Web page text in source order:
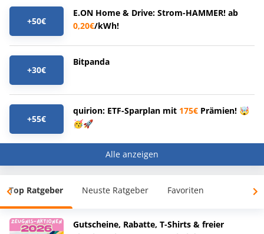
+50€
E.ON Home & Drive: Strom-HAMMER! ab
0,20€/kWh!
+30€
Bitpanda
+55€
quirion: ETF-Sparplan mit 175€ Prämien! 🤯
🥳🚀
Alle anzeigen
Top Ratgeber Neuste Ratgeber Favoriten
Gutscheine, Rabatte, T-Shirts & freier